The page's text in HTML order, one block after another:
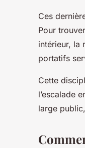
Ces
Pour
intérieur, la
portatifs
Cette
l’escalade
large